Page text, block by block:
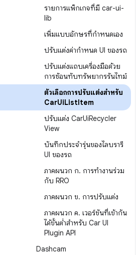
รายการแพ็กเกจที่มี car-ui-
lib
เพิ่มแบบอักษรที่กำหนดเอง
ปรับแต่งค่ากำหนด UI ของรถ
ปรับแต่งแถบเครื่องมือด้วย
การซ้อนทับทรัพยากรรันไทม์
ตัวเลือกการปรับแต่งสำหรับ
CarUiListItem
ปรับแต่ง CarUiRecycler
View
บันทึกประจำรุ่นของไลบรารี
UI ของรถ
ภาคผนวก ก. การทำงานร่วม
กับ RRO
ภาคผนวก ข. การปรับแต่ง
ภาคผนวก ค. เวอร์ชันที่เข้ากัน
ได้ขั้นต่ำสำหรับ Car UI
Plugin API
Dashcam